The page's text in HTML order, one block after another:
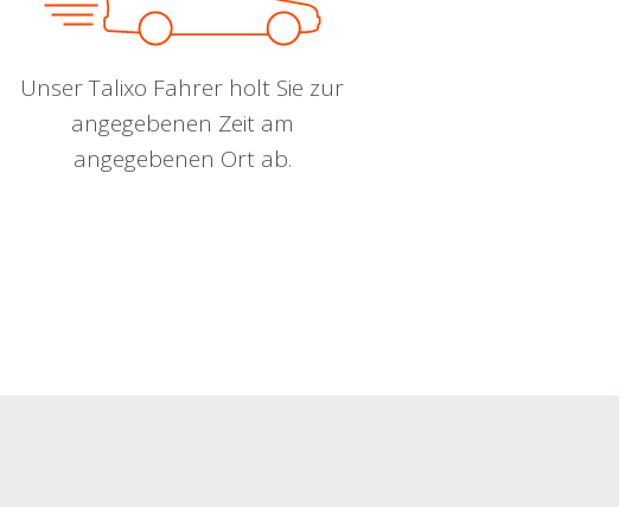
Unser Talixo Fahrer holt Sie zur
angegebenen Zeit am
angegebenen Ort ab.